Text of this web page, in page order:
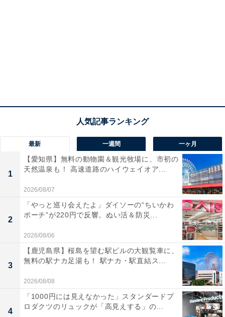
最新 一週間 一ヶ月
1
【愛知県】無料の動物園＆観光牧場に、市初の
天然温泉も！ 高速道路のハイウェイオア...
2026/08/07
2
「やっと巡り会えたよ」ダイソーの“ちいかわ
ポーチ”が220円で反響。ぬい活＆防災...
2026/08/06
3
【鹿児島県】桜島を望む駅ビルの大観覧車に、
無料の駅ナカ足湯も！ 駅ナカ・駅直結ス...
2026/08/08
4
「1000円には見えなかった」スタンダードプ
ロダクツのリュックが「高見えする」の...